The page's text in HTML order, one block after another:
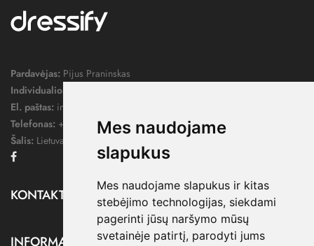
Mes naudojame
slapukus
Mes naudojame slapukus ir kitas
stebėjimo technologijas, siekdami
pagerinti jūsų naršymo mūsų
svetainėje patirtį, parodyti jums
Pardavėjas: Pijus Praninskas
Individualios veiklos pažymos nr.:
El. paštas: info@dressify.lt
Telefonas: +370 676 78578
Šalis: Lietuva
KONTAKTAI
INFORMACIJA